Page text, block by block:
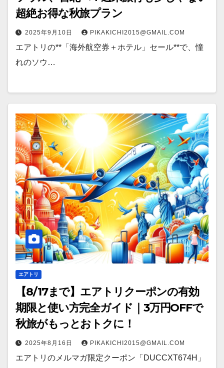
超絶お得な秋旅プラン
2025年9月10日 PIKAKICHI2015@GMAIL.COM
エアトリの**「海外航空券＋ホテル」セール**で、憧
れのソウ…
エアトリ
【8/17まで】エアトリクーポンの有効
期限と使い方完全ガイド｜3万円OFFで
秋旅がもっとおトクに！
2025年8月16日 PIKAKICHI2015@GMAIL.COM
エアトリのメルマガ限定クーポン「DUCCXT674H」